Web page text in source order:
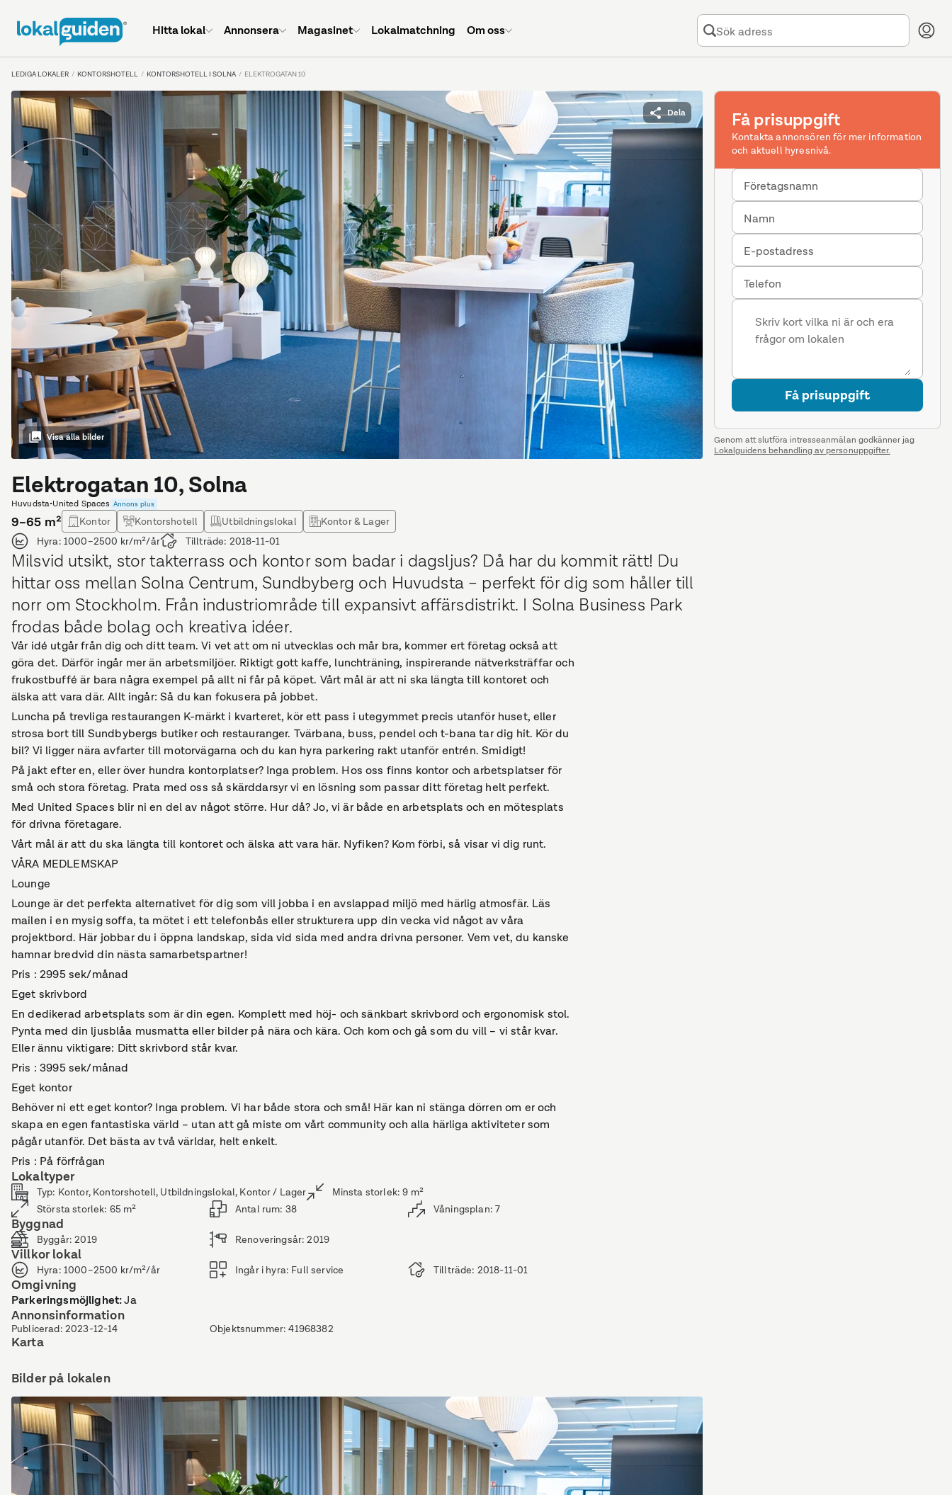
Hitta lokal Annonsera Magasinet Lokalmatchning Om oss
LEDIGA LOKALER KONTORSHOTELL KONTORSHOTELL I SOLNA ELEKTROGATAN 10
Visa alla bilder
Dela
Elektrogatan 10, Solna
Huvudsta•United Spaces Annons plus
9–65 m² Kontor Kontorshotell Utbildningslokal
Kontor & Lager
Hyra: 1000–2500 kr/m²/år Tillträde: 2018-11-01
Milsvid utsikt, stor takterrass och kontor som badar i dagsljus? Då har du kommit rätt! Du
hittar oss mellan Solna Centrum, Sundbyberg och Huvudsta – perfekt för dig som håller till
norr om Stockholm. Från industriområde till expansivt affärsdistrikt. I Solna Business Park
frodas både bolag och kreativa idéer.
Vår idé utgår från dig och ditt team. Vi vet att om ni utvecklas och mår bra, kommer ert företag också att
göra det. Därför ingår mer än arbetsmiljöer. Riktigt gott kaffe, lunchträning, inspirerande nätverksträffar och
frukostbuffé är bara några exempel på allt ni får på köpet. Vårt mål är att ni ska längta till kontoret och
älska att vara där. Allt ingår: Så du kan fokusera på jobbet.
Luncha på trevliga restaurangen K-märkt i kvarteret, kör ett pass i utegymmet precis utanför huset, eller
strosa bort till Sundbybergs butiker och restauranger. Tvärbana, buss, pendel och t-bana tar dig hit. Kör du
bil? Vi ligger nära avfarter till motorvägarna och du kan hyra parkering rakt utanför entrén. Smidigt!
På jakt efter en, eller över hundra kontorplatser? Inga problem. Hos oss finns kontor och arbetsplatser för
små och stora företag. Prata med oss så skärddarsyr vi en lösning som passar ditt företag helt perfekt.
Med United Spaces blir ni en del av något större. Hur då? Jo, vi är både en arbetsplats och en mötesplats
för drivna företagare.
Vårt mål är att du ska längta till kontoret och älska att vara här. Nyfiken? Kom förbi, så visar vi dig runt.
VÅRA MEDLEMSKAP
Lounge
Lounge är det perfekta alternativet för dig som vill jobba i en avslappad miljö med härlig atmosfär. Läs
mailen i en mysig soffa, ta mötet i ett telefonbås eller strukturera upp din vecka vid något av våra
projektbord. Här jobbar du i öppna landskap, sida vid sida med andra drivna personer. Vem vet, du kanske
hamnar bredvid din nästa samarbetspartner!
Pris : 2995 sek/månad
Eget skrivbord
En dedikerad arbetsplats som är din egen. Komplett med höj- och sänkbart skrivbord och ergonomisk stol.
Pynta med din ljusblåa musmatta eller bilder på nära och kära. Och kom och gå som du vill – vi står kvar.
Eller ännu viktigare: Ditt skrivbord står kvar.
Pris : 3995 sek/månad
Eget kontor
Behöver ni ett eget kontor? Inga problem. Vi har både stora och små! Här kan ni stänga dörren om er och
skapa en egen fantastiska värld – utan att gå miste om vårt community och alla härliga aktiviteter som
pågår utanför. Det bästa av två världar, helt enkelt.
Pris : På förfrågan
Lokaltyper
Typ: Kontor, Kontorshotell, Utbildningslokal, Kontor / Lager Minsta storlek:9 m²
Största storlek: 65 m² Antal rum: 38 Våningsplan:7
Byggnad
Byggår:2019 Renoveringsår:2019
Villkor lokal
Hyra: 1000–2500 kr/m²/år Ingår i hyra: Full service Tillträde: 2018-11-01
Omgivning
Parkeringsmöjlighet:Ja
Annonsinformation
Publicerad: 2023-12-14 Objektsnummer:41968382
Karta
Bilder på lokalen
Få prisuppgift
Kontakta annonsören för mer information
och aktuell hyresnivå.
Företagsnamn
Namn
E-postadress
Telefon
Få prisuppgift
Genom att slutföra intresseanmälan godkänner jag
Lokalguidens behandling av personuppgifter.